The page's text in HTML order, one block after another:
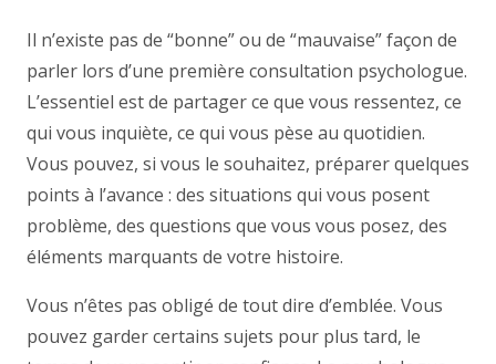
Il n’existe pas de “bonne” ou de “mauvaise” façon de
parler lors d’une première consultation psychologue.
L’essentiel est de partager ce que vous ressentez, ce
qui vous inquiète, ce qui vous pèse au quotidien.
Vous pouvez, si vous le souhaitez, préparer quelques
points à l’avance : des situations qui vous posent
problème, des questions que vous vous posez, des
éléments marquants de votre histoire.
Vous n’êtes pas obligé de tout dire d’emblée. Vous
pouvez garder certains sujets pour plus tard, le